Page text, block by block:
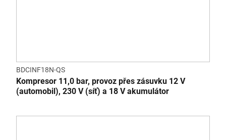
BDCINF18N-QS
Kompresor 11,0 bar, provoz přes zásuvku 12 V
(automobil), 230 V (síť) a 18 V akumulátor